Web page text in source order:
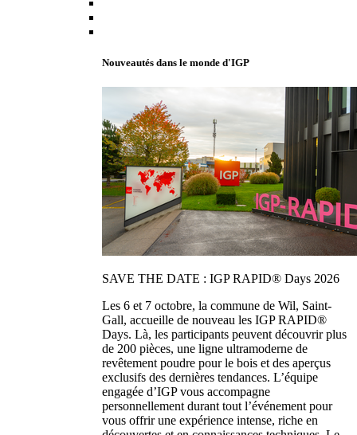
Nouveautés dans le monde d'IGP
SAVE THE DATE : IGP RAPID® Days 2026
Les 6 et 7 octobre, la commune de Wil, Saint-
Gall, accueille de nouveau les IGP RAPID®
Days. Là, les participants peuvent découvrir plus
de 200 pièces, une ligne ultramoderne de
revêtement poudre pour le bois et des aperçus
exclusifs des dernières tendances. L’équipe
engagée d’IGP vous accompagne
personnellement durant tout l’événement pour
vous offrir une expérience intense, riche en